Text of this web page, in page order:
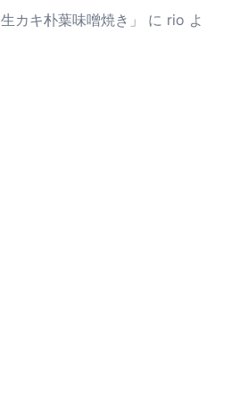
カキ朴葉味噌焼き」 に rio よ